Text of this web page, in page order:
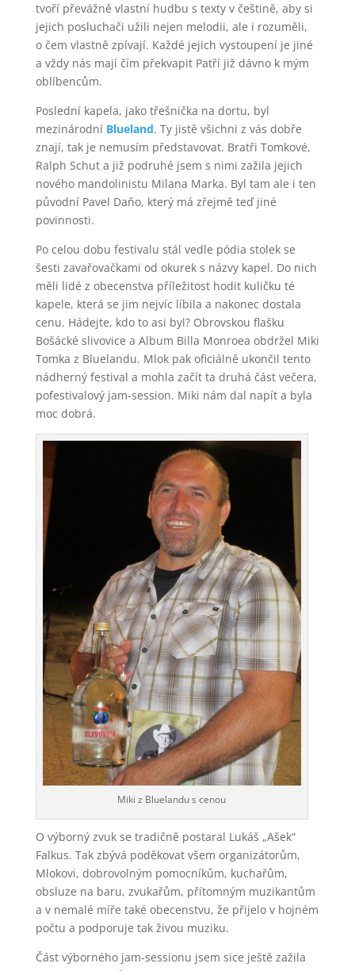
tvoří převážně vlastní hudbu s texty v češtině, aby si
jejich posluchači užili nejen melodii, ale i rozuměli,
o čem vlastně zpívají. Každé jejich vystoupení je jiné
a vždy nás mají čím překvapit Patří již dávno k mým
oblíbencům.
Poslední kapela, jako třešnička na dortu, byl
mezinárodní Blueland. Ty jistě všichni z vás dobře
znají, tak je nemusím představovat. Bratři Tomkové,
Ralph Schut a již podruhé jsem s nimi zažila jejich
nového mandolinistu Milana Marka. Byl tam ale i ten
původní Pavel Daňo, který má zřejmě teď jiné
povinnosti.
Po celou dobu festivalu stál vedle pódia stolek se
šesti zavařovačkami od okurek s názvy kapel. Do nich
měli lidé z obecenstva příležitost hodit kuličku té
kapele, která se jim nejvíc líbila a nakonec dostala
cenu. Hádejte, kdo to asi byl? Obrovskou flašku
Bošácké slivovice a Album Billa Monroea obdržel Miki
Tomka z Bluelandu. Mlok pak oficiálně ukončil tento
nádherný festival a mohla začít ta druhá část večera,
pofestivalový jam-session. Miki nám dal napít a byla
moc dobrá.
Miki z Bluelandu s cenou
O výborný zvuk se tradičně postaral Lukáš „Ašek“
Falkus. Tak zbývá poděkovat všem organizátorům,
Mlokovi, dobrovolným pomocníkům, kuchařům,
obsluze na baru, zvukařům, přítomným muzikantům
a v nemalé míře také obecenstvu, že přijelo v hojném
počtu a podporuje tak živou muziku.
Část výborného jam-sessionu jsem sice ještě zažila